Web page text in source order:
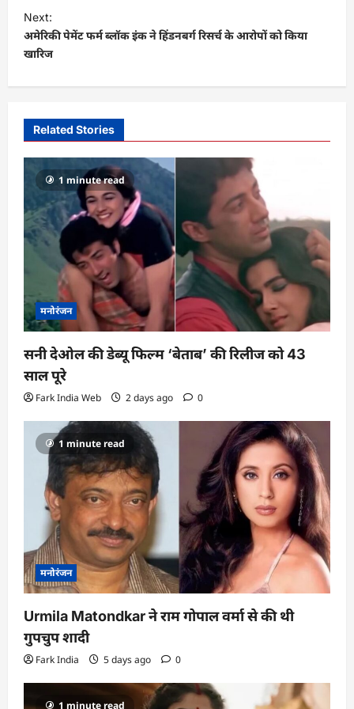
t
n
a
v
g
a
i
o
Next:
अमेरिकी पेमेंट फर्म ब्लॉक इंक ने हिंडनबर्ग रिसर्च के आरोपों को किया
खारिज
Related Stories
1 minute read
मनोरंजन
सनी देओल की डेब्यू फिल्म ‘बेताब’ की रिलीज को 43
साल पूरे
Fark India Web 2 days ago 0
1 minute read
मनोरंजन
Urmila Matondkar ने राम गोपाल वर्मा से की थी
गुपचुप शादी
Fark India 5 days ago 0
1 minute read